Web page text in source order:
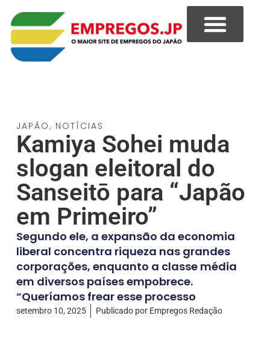
JAPÃO, NOTÍCIAS
Kamiya Sohei muda
slogan eleitoral do
Sanseitō para “Japão
em Primeiro”
Segundo ele, a expansão da economia
liberal concentra riqueza nas grandes
corporações, enquanto a classe média
em diversos países empobrece.
“Queríamos frear esse processo
setembro 10, 2025 Publicado porEmpregos Redação